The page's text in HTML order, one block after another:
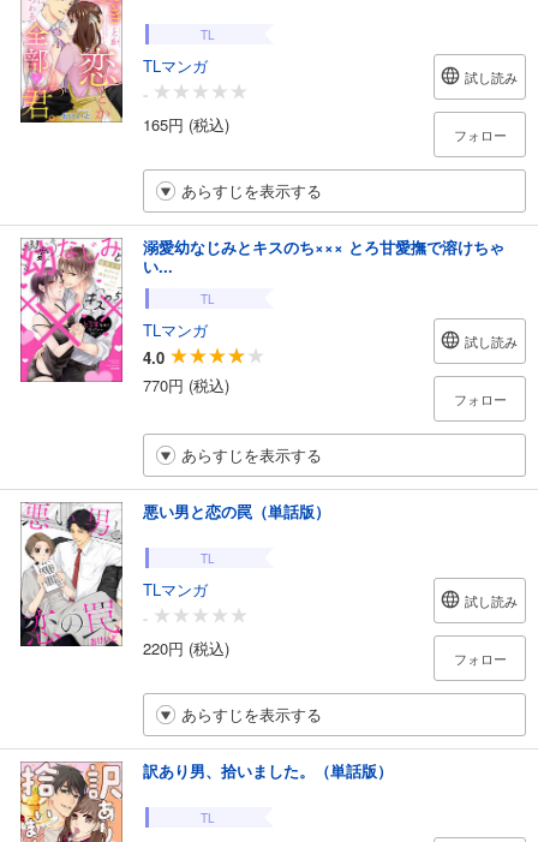
TL
TLマンガ
-
165円 (税込)
試し読み
フォロー
あらすじを表示する
溺愛幼なじみとキスのち××× とろ甘愛撫で溶けちゃ
い...
TL
TLマンガ
4.0
770円 (税込)
試し読み
フォロー
あらすじを表示する
悪い男と恋の罠（単話版）
TL
TLマンガ
-
220円 (税込)
試し読み
フォロー
あらすじを表示する
訳あり男、拾いました。（単話版）
TL